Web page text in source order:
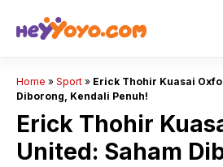
Home » Sport » Erick Thohir Kuasai
Diborong, Kendali Penuh!
Erick Thohir
United: Saham